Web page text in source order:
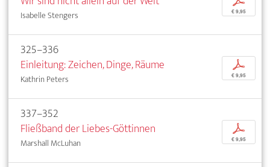
Isabelle Stengers € 9,95
325–336
Einleitung: Zeichen, Dinge, Räume
Kathrin Peters
p
€ 9,95
337–352
Fließband der Liebes-Göttinnen
Marshall McLuhan
p
€ 9,95